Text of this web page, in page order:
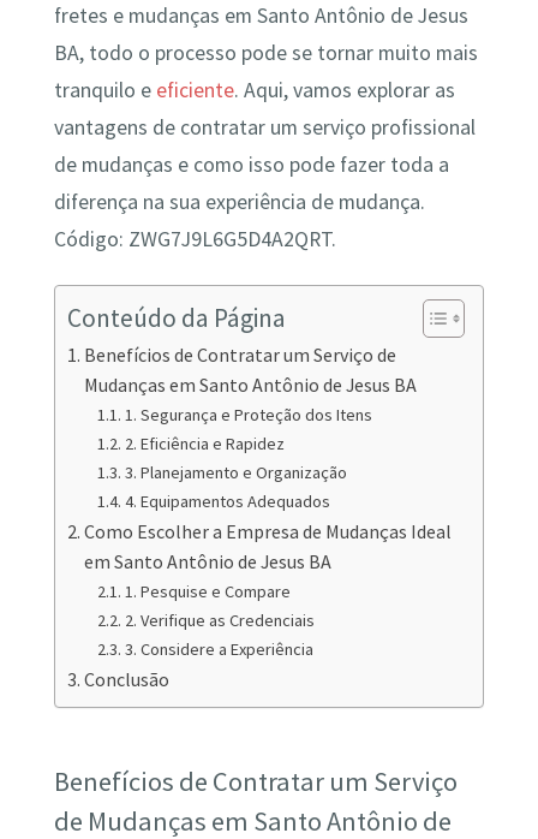
fretes e mudanças em Santo Antônio de Jesus
BA, todo o processo pode se tornar muito mais
tranquilo e eficiente. Aqui, vamos explorar as
vantagens de contratar um serviço profissional
de mudanças e como isso pode fazer toda a
diferença na sua experiência de mudança.
Código: ZWG7J9L6G5D4A2QRT.
Conteúdo da Página
Benefícios de Contratar um Serviço de
Mudanças em Santo Antônio de Jesus BA
1. Segurança e Proteção dos Itens
2. Eficiência e Rapidez
3. Planejamento e Organização
4. Equipamentos Adequados
Como Escolher a Empresa de Mudanças Ideal
em Santo Antônio de Jesus BA
1. Pesquise e Compare
2. Verifique as Credenciais
3. Considere a Experiência
Conclusão
Benefícios de Contratar um Serviço
de Mudanças em Santo Antônio de